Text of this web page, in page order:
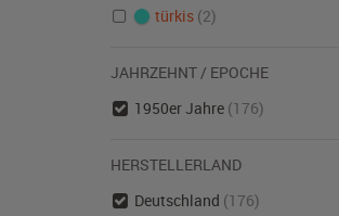
türkis (2)
JAHRZEHNT / EPOCHE
1950er Jahre (176)
HERSTELLERLAND
Deutschland (176)